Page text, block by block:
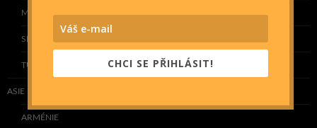
MAROKO
SENEGAL
TUNISKO
ASIE
ARMÉNIE
CHCI SE PŘIHLÁSIT!